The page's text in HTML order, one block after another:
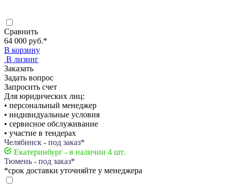
Сравнить
64 000 руб.*
В корзину
В лизинг
Заказать
Задать вопрос
Запросить счет
Для юридических лиц:
• персональный менеджер
• индивидуальные условия
• сервисное обслуживание
• участие в тендерах
Челябинск - под заказ*
Екатеринбург - в наличии 4 шт.
Тюмень - под заказ*
*срок доставки уточняйте у менеджера